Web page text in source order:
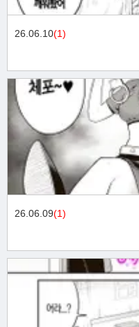
26.06.10(1)
26.06.09(1)